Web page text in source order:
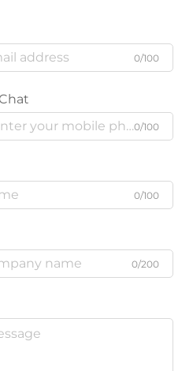
0/100
0/100
0/100
0/200